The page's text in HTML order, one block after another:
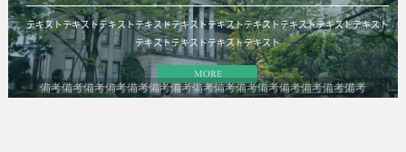
テキストテキストテキストテキストテキストテキストテキストテキストテキストテキスト
テキストテキストテキストテキスト
MORE
備考備考備考備考備考備考備考備考備考備考備考備考備考備考備考